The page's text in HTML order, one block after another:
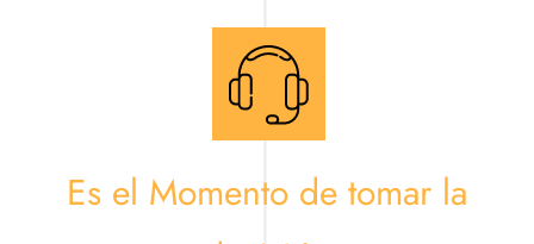
Es el Momento de tomar la